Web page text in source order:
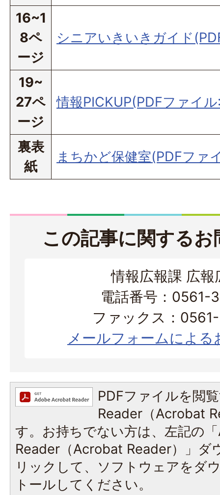
16~1
8ペ
ージ
シニアいきいきガイド
19~
27ペ
ージ
情報PICKUP(PDFファイ
裏表
紙
まちかど保健室(PDFファ
この記事に関する
情報広報課 広報
電話番号：0561-
ファックス：
メールフォームによる
PDFファイルを閲
Reader（Acrobat
す。お持ちでない方は、左記の
Reader（Acrobat Reader）」ダ
リックして、ソフトウェアをダ
トールしてください。